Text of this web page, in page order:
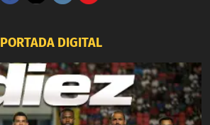
PORTADA DIGITAL